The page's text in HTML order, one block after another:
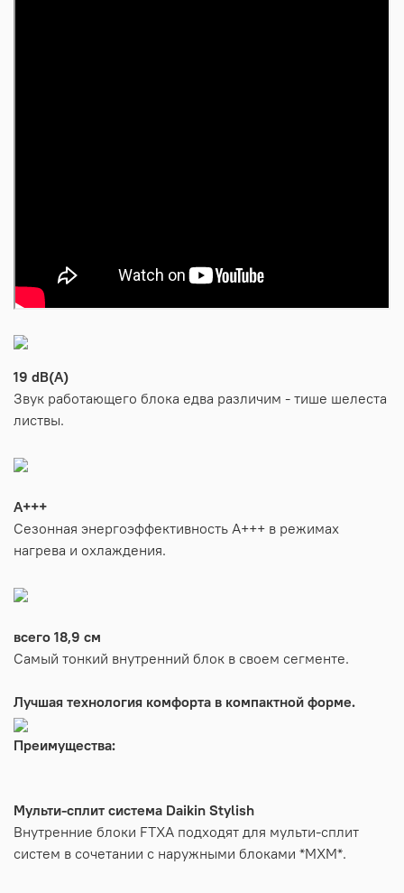
19 dB(A)
Звук работающего блока едва различим - тише шелеста
листвы.
A+++
Сезонная энергоэффективность А+++ в режимах
нагрева и охлаждения.
всего 18,9 см
Самый тонкий внутренний блок в своем сегменте.
Лучшая технология комфорта в компактной форме.
Преимущества:
Мульти-сплит система Daikin Stylish
Внутренние блоки FTXA подходят для мульти-сплит
систем в сочетании с наружными блоками *MXM*.